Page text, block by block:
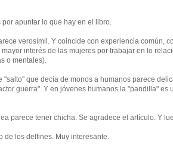
por apuntar lo que hay en el libro.
verosímil. Y coincide con experiencia común,
interés de las mujeres por trabajar en lo
o mentales).
"salto" que decía de monos a humanos parece
guerra". Y en jóvenes humanos la "pandilla"
parece tener chicha. Se agradece el artículo. Y
de los delfines. Muy interesante.